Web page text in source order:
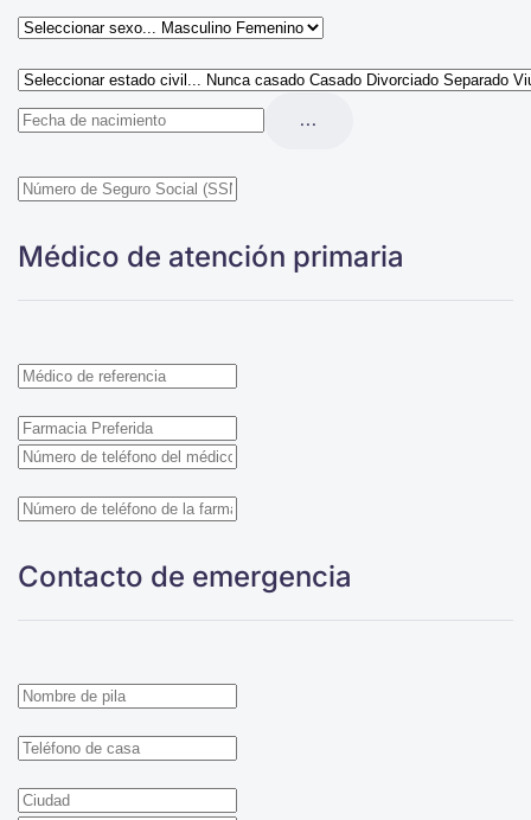
...
Médico de atención primaria
Contacto de emergencia